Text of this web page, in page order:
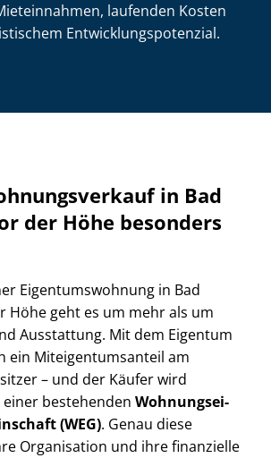
laufenden Kosten
Ent­wick­lungs­po­ten­zi­al.
in Bad
der Höhe besonders
Ei­gen­tums­woh­nung in Bad
Höhe geht es um mehr als um
Ausstattung. Mit dem Eigentum
ein Mit­ei­gen­tums­an­teil am
– und der Käufer wird
bestehenden Woh­nungs­ei­
(WEG). Genau diese
Organisation und ihre finanzielle